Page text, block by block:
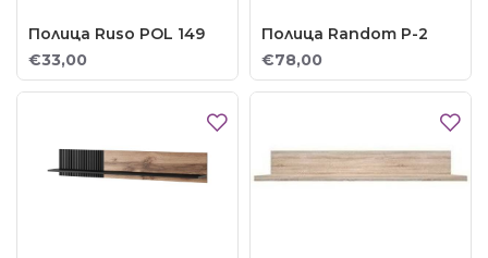
Полица Ruso POL 149
€33,00
Полица Random P-2
€78,00